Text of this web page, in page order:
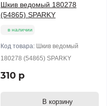
Шкив ведомый 180278
(54865) SPARKY
в наличии
Код товара: Шкив ведомый
180278 (54865) SPARKY
310 р
В корзину